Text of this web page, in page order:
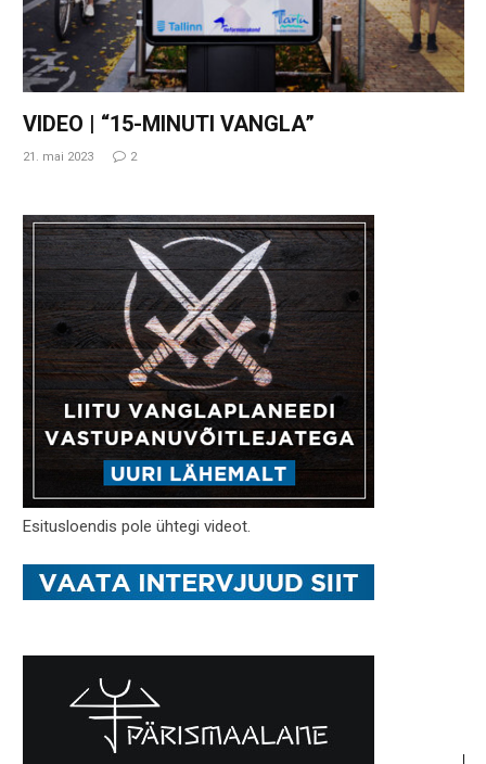
VIDEO | “15-MINUTI VANGLA”
21. mai 2023 2
Esitusloendis pole ühtegi videot.